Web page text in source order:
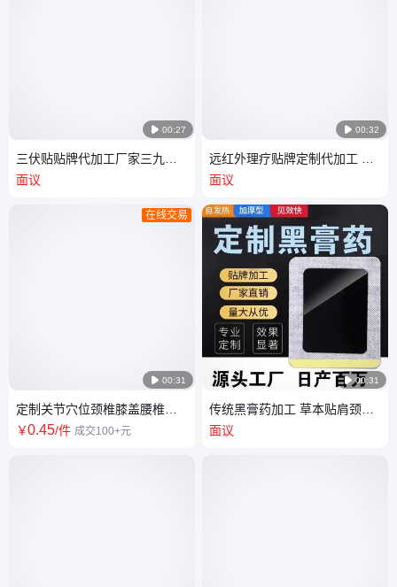
 00:27
三伏贴贴牌代加工厂家三九艾
灸肚脐贴肩颈腰椎贴穴位艾草
面议
 00:31
在线交易
定制关节穴位颈椎膝盖腰椎贴
生产厂家 传统手工膏药老黑膏
￥0.45/件 成交100+元
 00:32
远红外理疗贴牌定制代加工 生
产厂一站式服务 一二类械字号
面议
 00:31
传统黑膏药加工 草本贴肩颈腰
椎膝盖贴厂家 穴位贴敷治疗贴
面议